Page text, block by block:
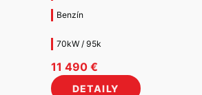
Benzín
70kW / 95k
11 490 €
DETAILY